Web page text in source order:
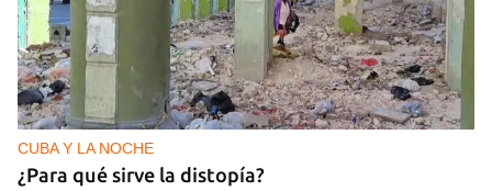
CUBA Y LA NOCHE
¿Para qué sirve la distopía?